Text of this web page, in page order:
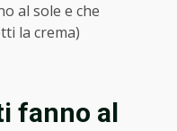
al sole e che
la crema)
fanno al